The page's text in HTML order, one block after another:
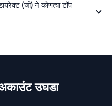
(जी) ने कोणत्या टॉप
उघडा